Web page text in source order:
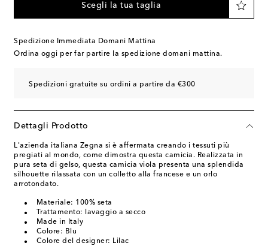
Scegli la tua taglia
Spedizione Immediata Domani Mattina
Ordina oggi per far partire la spedizione domani mattina.
Spedizioni gratuite su ordini a partire da €300
Dettagli Prodotto
L'azienda italiana Zegna si è affermata creando i tessuti più
pregiati al mondo, come dimostra questa camicia. Realizzata in
pura seta di gelso, questa camicia viola presenta una splendida
silhouette rilassata con un colletto alla francese e un orlo
arrotondato.
Materiale: 100% seta
Trattamento: lavaggio a secco
Made in Italy
Colore: Blu
Colore del designer: Lilac